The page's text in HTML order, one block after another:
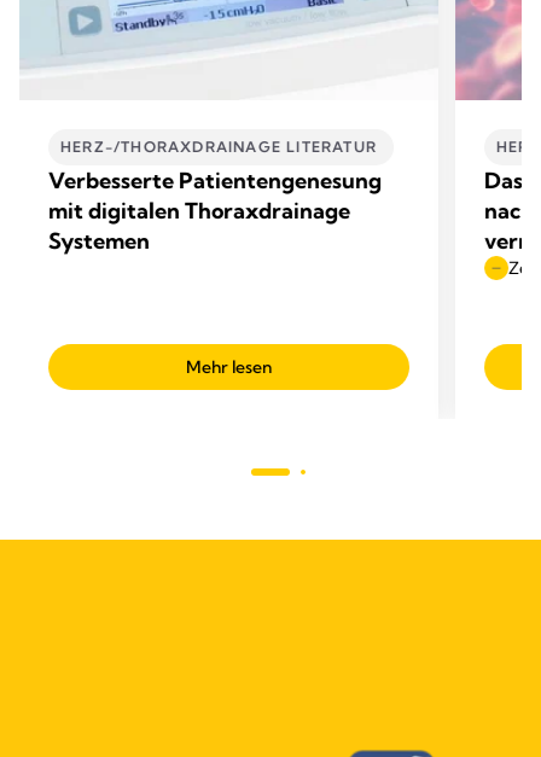
HERZ-/THORAXDRAINAGE LITERATUR ​
Verbesserte Patientengenesung
mit digitalen Thoraxdrainage
Systemen
Mehr lesen
Das
Zeit